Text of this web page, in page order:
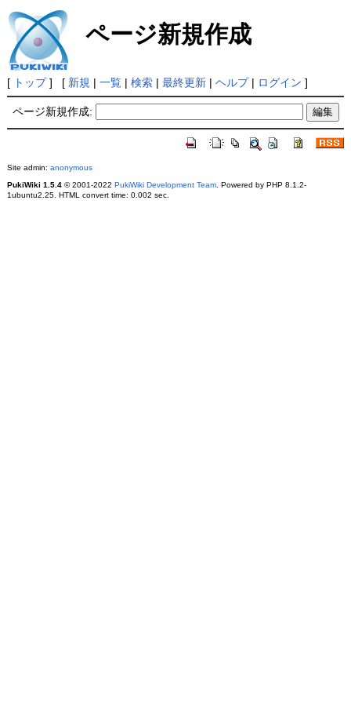
ページ新規作成
[ トップ] [ 新規 | 一覧| 検索| 最終更新| ヘルプ| ログイン ]
ページ新規作成:
Site admin: anonymous
PukiWiki 1.5.4© 2001-2022 PukiWiki Development Team. Powered by PHP 8.1.2-
1ubuntu2.25. HTML convert time: 0.002 sec.